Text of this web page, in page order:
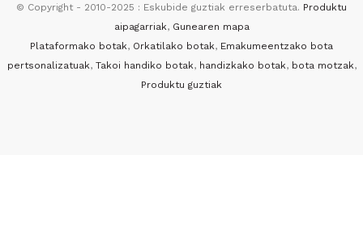
© Copyright - 2010-2025 : Eskubide guztiak erreserbatuta. Produktu
aipagarriak, Gunearen mapa
Plataformako botak, Orkatilako botak, Emakumeentzako bota
pertsonalizatuak, Takoi handiko botak, handizkako botak, bota motzak,
Produktu guztiak